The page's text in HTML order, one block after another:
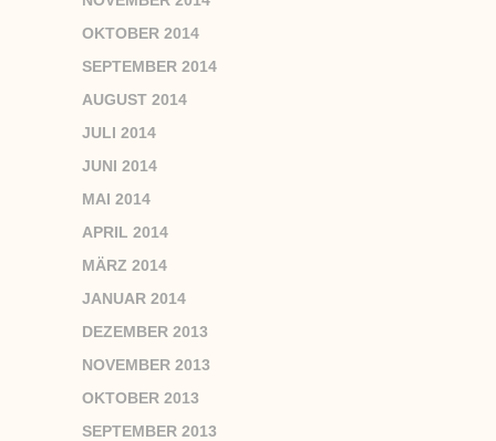
OKTOBER 2014
SEPTEMBER 2014
AUGUST 2014
JULI 2014
JUNI 2014
MAI 2014
APRIL 2014
MÄRZ 2014
JANUAR 2014
DEZEMBER 2013
NOVEMBER 2013
OKTOBER 2013
SEPTEMBER 2013